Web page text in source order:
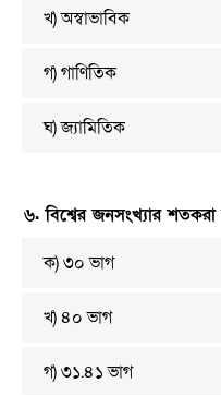
খ) অস্বাভাবিক
গ) গাণিতিক
ঘ) জ্যামিতিক
৬. বিশ্বের জনসংখ্যার
ক) ৩০ ভাগ
খ) ৪০ ভাগ
গ) ৩১.৪১ ভাগ